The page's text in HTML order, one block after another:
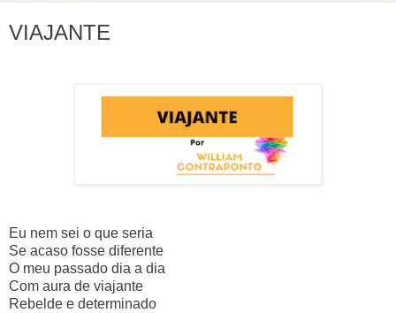
VIAJANTE
Eu nem sei o que seria
Se acaso fosse diferente
O meu passado dia a dia
Com aura de viajante
Rebelde e determinado